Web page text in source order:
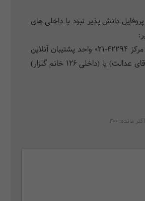
دانش پذیر نبود با داخلی های
لطفا با تلفن مرکز 42294-021 واحد پشتیبان آنلاین
(داخلی 125 آقای عدالت) یا (داخلی 126 خانم گلزار)
مانده: 300